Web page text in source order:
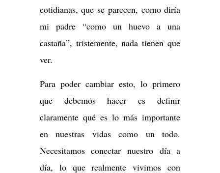
cotidianas, que se parecen, como diría
mi padre “como un huevo a una
castaña”, tristemente, nada tienen que
ver.
Para poder cambiar esto, lo primero
que debemos hacer es definir
claramente qué es lo más importante
en nuestras vidas como un todo.
Necesitamos conectar nuestro día a
día, lo que realmente vivimos con